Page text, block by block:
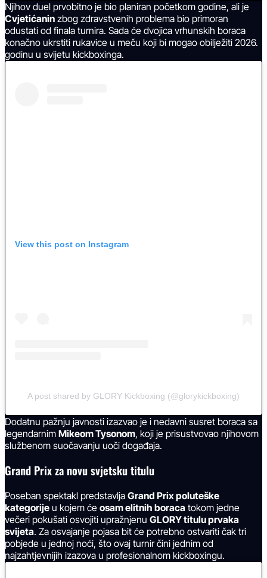
Njihov duel prvobitno je bio planiran početkom godine, ali je
Cvjetićanin zbog zdravstvenih problema bio primoran
odustati od finala turnira. Sada će dvojica vrhunskih boraca
konačno ukrstiti rukavice u meču koji bi mogao obilježiti 2026.
godinu u svijetu kickboxinga.
View this post on Instagram
A post shared by GLORY Kickboxing (@glorykickboxing)
Dodatnu pažnju javnosti izazvao je i nedavni susret boraca sa
legendarnim Mikeom Tysonom, koji je prisustvovao njihovom
službenom suočavanju uoči događaja.
Grand Prix za novu svjetsku titulu
Poseban spektakl predstavlja Grand Prix poluteške
kategorije u kojem će osam elitnih boraca tokom jedne
večeri pokušati osvojiti upražnjenu GLORY titulu prvaka
svijeta. Za osvajanje pojasa bit će potrebno ostvariti čak tri
pobjede u jednoj noći, što ovaj turnir čini jednim od
najzahtjevnijih izazova u profesionalnom kickboxingu.